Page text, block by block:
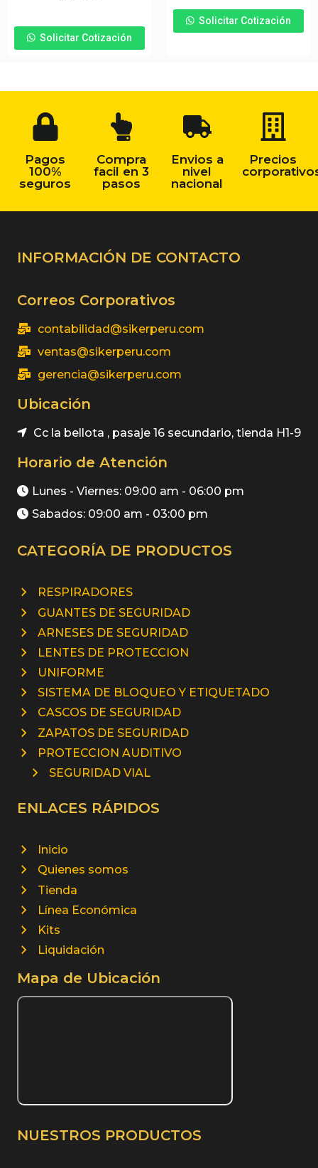
Solicitar Cotización
Solicitar Cotización
Pagos
100%
seguros
Compra
facil en 3
pasos
Envios a
nivel
nacional
Precios
INFORMACIÓN DE CONTACTO
Correos Corporativos
contabilidad@sikerperu.com
ventas@sikerperu.com
gerencia@sikerperu.com
Ubicación
Cc la bellota , pasaje 16 secundario, tienda H1-9
Horario de Atención
Lunes - Viernes: 09:00 am - 06:00 pm
Sabados: 09:00 am - 03:00 pm
CATEGORÍA DE PRODUCTOS
RESPIRADORES
GUANTES DE SEGURIDAD
ARNESES DE SEGURIDAD
LENTES DE PROTECCION
UNIFORME
SISTEMA DE BLOQUEO Y ETIQUETADO
CASCOS DE SEGURIDAD
ZAPATOS DE SEGURIDAD
PROTECCION AUDITIVO
SEGURIDAD VIAL
ENLACES RÁPIDOS
Inicio
Quienes somos
Tienda
Línea Económica
Kits
Liquidación
Mapa de Ubicación
NUESTROS PRODUCTOS